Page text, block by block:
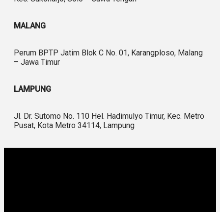
MALANG
Perum BPTP Jatim Blok C No. 01, Karangploso, Malang
– Jawa Timur
LAMPUNG
Jl. Dr. Sutomo No. 110 Hel. Hadimulyo Timur, Kec. Metro
Pusat, Kota Metro 34114, Lampung